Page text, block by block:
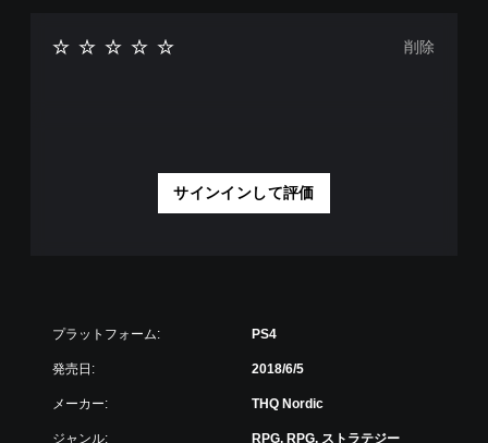
サインインして評価
削除
プラットフォーム: PS4
発売日: 2018/6/5
メーカー: THQ Nordic
ジャンル: RPG, RPG, ストラテジー